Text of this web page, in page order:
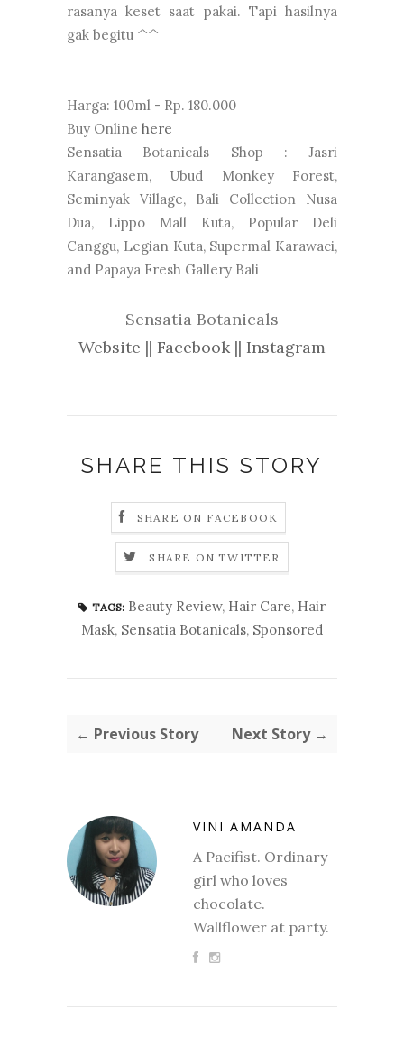
rasanya keset saat pakai. Tapi hasilnya
gak begitu ^^
Harga: 100ml - Rp. 180.000
Buy Online here
Sensatia Botanicals Shop : Jasri
Karangasem, Ubud Monkey Forest,
Seminyak Village, Bali Collection Nusa
Dua, Lippo Mall Kuta, Popular Deli
Canggu, Legian Kuta, Supermal Karawaci,
and Papaya Fresh Gallery Bali
Sensatia Botanicals
Website || Facebook || Instagram
SHARE THIS STORY
SHARE ON FACEBOOK
SHARE ON TWITTER
TAGS: Beauty Review, Hair Care, Hair
Mask, Sensatia Botanicals, Sponsored
← Previous Story Next Story →
VINI AMANDA
A Pacifist. Ordinary
girl who loves
chocolate.
Wallflower at party.